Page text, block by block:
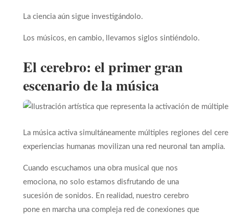
La ciencia aún sigue investigándolo.
Los músicos, en cambio, llevamos siglos sintiéndolo.
El cerebro: el primer gran
escenario de la música
La música activa simultáneamente múltiples regiones del
experiencias humanas movilizan una red neuronal tan amplia.
Cuando escuchamos una obra musical que nos
emociona, no solo estamos disfrutando de una
sucesión de sonidos. En realidad, nuestro cerebro
pone en marcha una compleja red de conexiones que